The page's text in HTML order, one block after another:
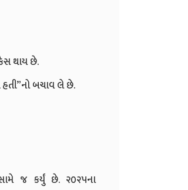
થાય છે.
બચાવ લે છે.
જ કર્યું છે. ૨૦૨૫ના